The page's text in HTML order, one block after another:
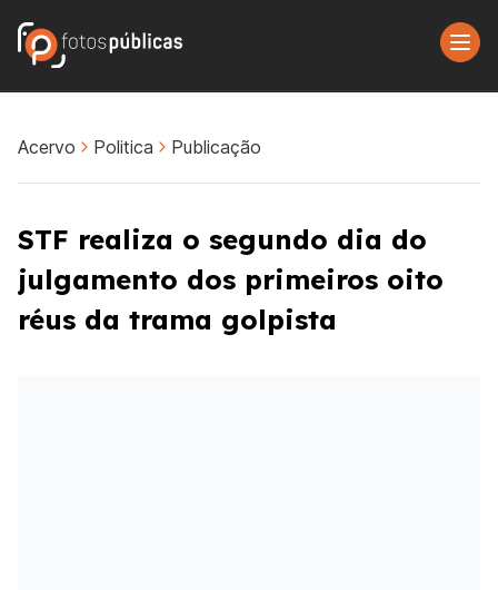
Acervo Politica Publicação
STF realiza o segundo dia do
julgamento dos primeiros oito
réus da trama golpista